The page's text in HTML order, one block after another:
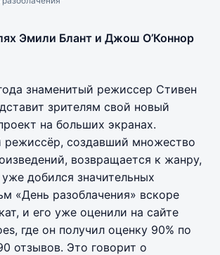
Эмили Блант и Джош О’Коннор
знаменитый режиссер Стивен
зрителям свой новый
на больших экранах.
режиссёр, создавший множество
возвращается к жанру,
добился значительных
«День разоблачения» вскоре
и его уже оценили на сайте
где он получил оценку 90% по
отзывов. Это говорит о